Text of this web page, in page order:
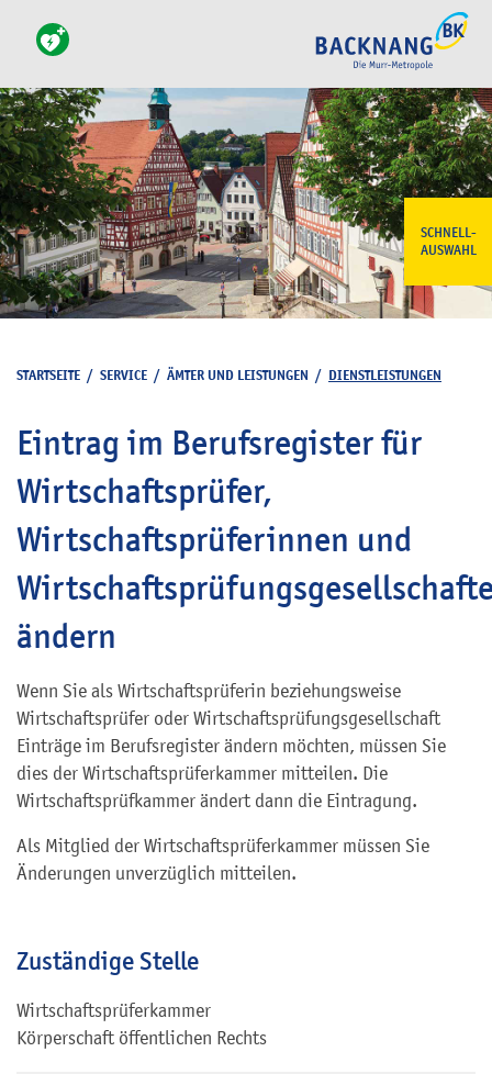
SCHNELL-
AUSWAHL
STARTSEITE / SERVICE / ÄMTER UND LEISTUNGEN / DIENSTLEISTUNGEN
Eintrag im Berufsregister für
Wirtschaftsprüfer,
Wirtschaftsprüferinnen und
ändern
Wenn Sie als Wirtschaftsprüferin beziehungsweise
Wirtschaftsprüfer oder Wirtschaftsprüfungsgesellschaft
Einträge im Berufsregister ändern möchten, müssen Sie
dies der Wirtschaftsprüferkammer mitteilen. Die
Wirtschaftsprüfkammer ändert dann die Eintragung.
Als Mitglied der Wirtschaftsprüferkammer müssen Sie
Änderungen unverzüglich mitteilen.
Zuständige Stelle
Wirtschaftsprüferkammer
Körperschaft öffentlichen Rechts